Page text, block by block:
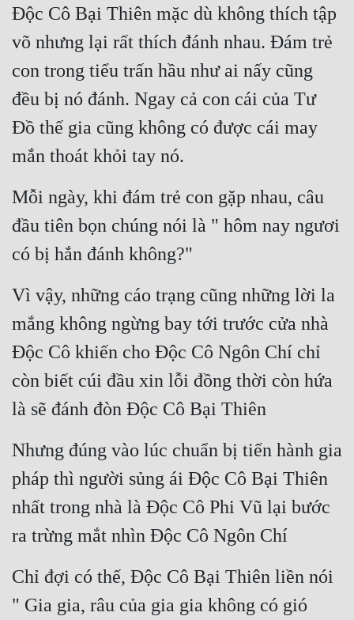
Độc Cô Bại Thiên mặc dù không thích tập
võ nhưng lại rất thích đánh nhau. Đám trẻ
con trong tiểu trấn hầu như ai nấy cũng
đều bị nó đánh. Ngay cả con cái của Tư
Đồ thế gia cũng không có được cái may
mắn thoát khỏi tay nó.
Mỗi ngày, khi đám trẻ con gặp nhau, câu
đầu tiên bọn chúng nói là " hôm nay ngươi
có bị hắn đánh không?"
Vì vậy, những cáo trạng cũng những lời la
mắng không ngừng bay tới trước cửa nhà
Độc Cô khiến cho Độc Cô Ngôn Chí chỉ
còn biết cúi đầu xin lỗi đồng thời còn hứa
là sẽ đánh đòn Độc Cô Bại Thiên
Nhưng đúng vào lúc chuẩn bị tiến hành gia
pháp thì người sủng ái Độc Cô Bại Thiên
nhất trong nhà là Độc Cô Phi Vũ lại bước
ra trừng mắt nhìn Độc Cô Ngôn Chí
Chỉ đợi có thế, Độc Cô Bại Thiên liền nói
" Gia gia, râu của gia gia không có gió